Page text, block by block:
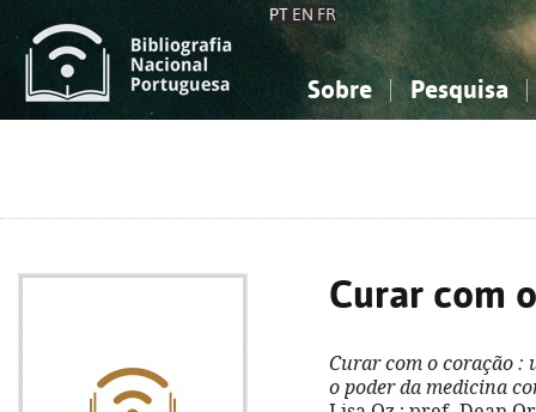
PT EN FR
Sobre Pesquisa
Curar com
Curar com o coração :
o poder da medicina